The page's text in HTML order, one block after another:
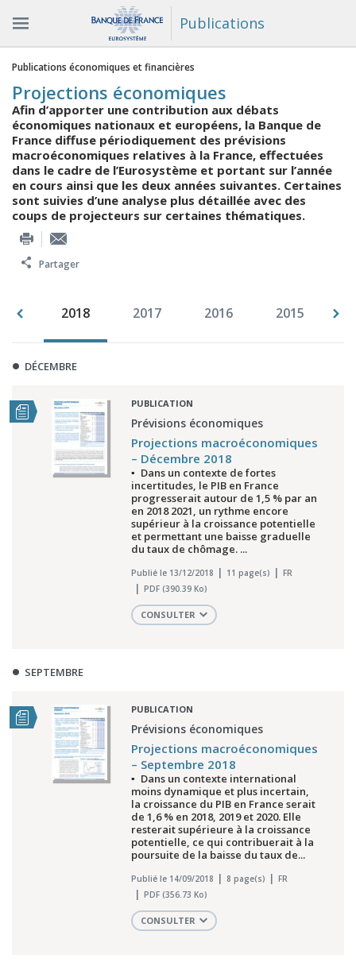
Publications
Vous êtes ici
Publications économiques et financières
Projections économiques
Afin d’apporter une contribution aux débats
économiques nationaux et européens, la Banque de
France diffuse périodiquement des prévisions
macroéconomiques relatives à la France, effectuées
dans le cadre de l’Eurosystème et portant sur l’année
en cours ainsi que les deux années suivantes. Certaines
sont suivies d’une analyse plus détaillée avec des
coups de projecteurs sur certaines thématiques.
Partager
2018 2017 2016 2015
DÉCEMBRE
PUBLICATION
Prévisions économiques
Projections macroéconomiques
– Décembre 2018
▪ Dans un contexte de fortes
incertitudes, le PIB en France
progresserait autour de 1,5 % par an
en 2018 2021, un rythme encore
supérieur à la croissance potentielle
et permettant une baisse graduelle
du taux de chômage. ...
Publié le 13/12/2018 11 page(s)
FR
PDF (390.39 Ko)
CONSULTER
SEPTEMBRE
PUBLICATION
Prévisions économiques
Projections macroéconomiques
– Septembre 2018
▪ Dans un contexte international
moins dynamique et plus incertain,
la croissance du PIB en France serait
de 1,6 % en 2018, 2019 et 2020. Elle
resterait supérieure à la croissance
potentielle, ce qui contribuerait à la
poursuite de la baisse du taux de...
Publié le 14/09/2018 8 page(s)
FR
PDF (356.73 Ko)
CONSULTER